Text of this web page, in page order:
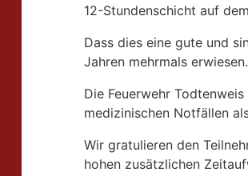
12-Stundenschicht auf
Dass dies eine gute und
Jahren mehrmals erwiesen.
Die Feuerwehr
medizinischen Notfällen
Wir gratulieren den
hohen zusätzlichen